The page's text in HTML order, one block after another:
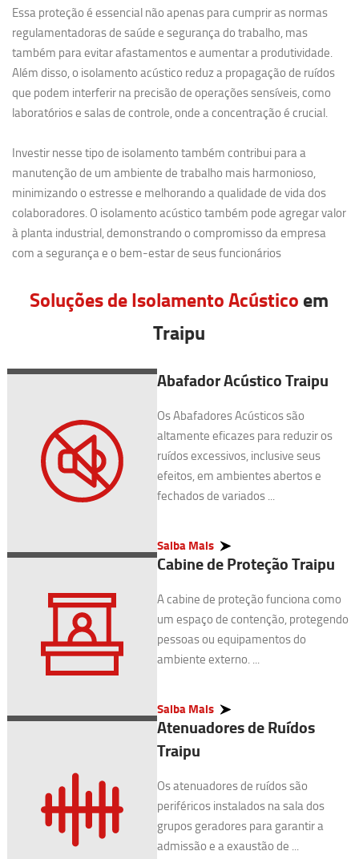
Essa proteção é essencial não apenas para cumprir as normas
regulamentadoras de saúde e segurança do trabalho, mas
também para evitar afastamentos e aumentar a produtividade.
Além disso, o isolamento acústico reduz a propagação de ruídos
que podem interferir na precisão de operações sensíveis, como
laboratórios e salas de controle, onde a concentração é crucial.
Investir nesse tipo de isolamento também contribui para a
manutenção de um ambiente de trabalho mais harmonioso,
minimizando o estresse e melhorando a qualidade de vida dos
colaboradores. O isolamento acústico também pode agregar valor
à planta industrial, demonstrando o compromisso da empresa
com a segurança e o bem-estar de seus funcionários
Soluções de Isolamento Acústico em
Traipu
Abafador Acústico Traipu
Os Abafadores Acústicos são
altamente eficazes para reduzir os
ruídos excessivos, inclusive seus
efeitos, em ambientes abertos e
fechados de variados ...
Saiba Mais
Cabine de Proteção Traipu
A cabine de proteção funciona como
um espaço de contenção, protegendo
pessoas ou equipamentos do
ambiente externo. ...
Saiba Mais
Atenuadores de Ruídos
Traipu
Os atenuadores de ruídos são
periféricos instalados na sala dos
grupos geradores para garantir a
admissão e a exaustão de ...